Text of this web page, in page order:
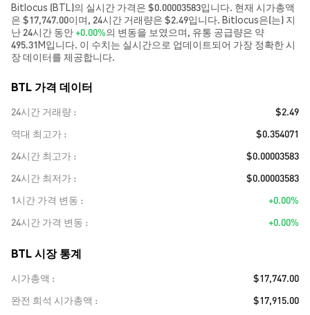
Bitlocus (BTL)의 실시간 가격은 $0.00003583입니다. 현재 시가총액
은 $17,747.00이며, 24시간 거래량은 $2.49입니다. Bitlocus은(는) 지
난 24시간 동안+0.00%의 변동을 보였으며, 유통 공급량은 약
495.31M입니다. 이 수치는 실시간으로 업데이트되어 가장 정확한 시
장 데이터를 제공합니다.
BTL 가격 데이터
24시간 거래량
$2.49
역대 최고가
$0.354071
24시간 최고가
$0.00003583
24시간 최저가
$0.00003583
1시간 가격 변동
+0.00%
24시간 가격 변동
+0.00%
BTL 시장 통계
시가총액
$17,747.00
완전 희석 시가총액
$17,915.00